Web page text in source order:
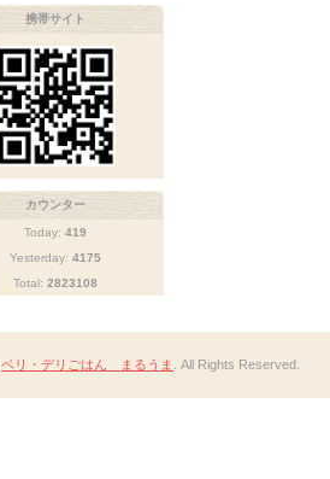
携帯サイト
カウンター
Today: 419
Yesterday: 4175
Total: 2823108
ベリ・デリごはん まるうま . All Rights Reserved.